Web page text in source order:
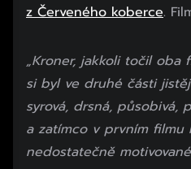
z Červeného koberce.
„Kroner, jakkoli točil oba
si byl ve druhé části
syrová, drsná, působivá,
a zatímco v prvním
nedostatečně